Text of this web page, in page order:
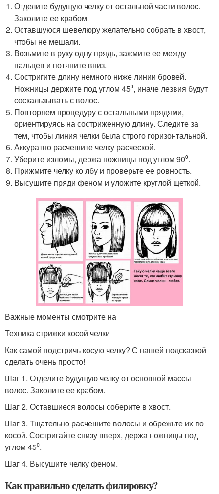
Отделите будущую челку от остальной части волос.
Заколите ее крабом.
Оставшуюся шевелюру желательно собрать в хвост,
чтобы не мешали.
Возьмите в руку одну прядь, зажмите ее между
пальцев и потяните вниз.
Состригите длину немного ниже линии бровей.
Ножницы держите под углом 45⁰, иначе лезвия будут
соскальзывать с волос.
Повторяем процедуру с остальными прядями,
ориентируясь на состриженную длину. Следите за
тем, чтобы линия челки была строго горизонтальной.
Аккуратно расчешите челку расческой.
Уберите изломы, держа ножницы под углом 90⁰.
Прижмите челку ко лбу и проверьте ее ровность.
Высушите пряди феном и уложите круглой щеткой.
Важные моменты смотрите на
Техника стрижки косой челки
Как самой подстричь косую челку? С нашей подсказкой
сделать очень просто!
Шаг 1. Отделите будущую челку от основной массы
волос. Заколите ее крабом.
Шаг 2. Оставшиеся волосы соберите в хвост.
Шаг 3. Тщательно расчешите волосы и обрежьте их по
косой. Состригайте снизу вверх, держа ножницы под
углом 45⁰.
Шаг 4. Высушите челку феном.
Как правильно сделать филировку?